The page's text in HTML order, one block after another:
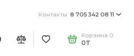
Контакты 8 705 342 08 11
Корзина 0
0₸